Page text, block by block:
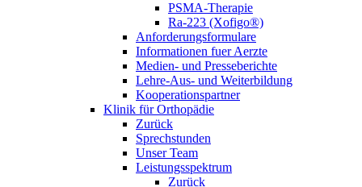
PSMA-Therapie
Ra-223 (Xofigo®)
Anforderungsformulare
Informationen fuer Aerzte
Medien- und Presseberichte
Lehre-Aus- und Weiterbildung
Kooperationspartner
Klinik für Orthopädie
Zurück
Sprechstunden
Unser Team
Leistungsspektrum
Zurück